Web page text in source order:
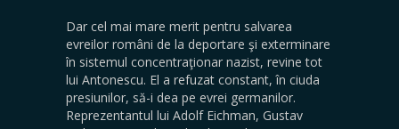
Dar cel mai mare merit pentru salvarea
evreilor români de la deportare şi extermi­nare
în sistemul concentraţionar nazist, revine tot
lui Antonescu. El a refuzat constant, în ciuda
presiunilor, să-i dea pe evrei germanilor.
Reprezentantul lui Adolf Eichman, Gustav